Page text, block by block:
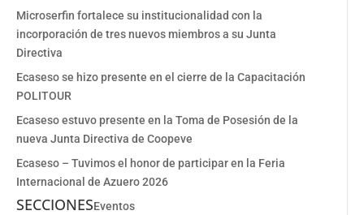
Microserfin fortalece su institucionalidad con la
incorporación de tres nuevos miembros a su Junta
Directiva
Ecaseso se hizo presente en el cierre de la Capacitación
POLITOUR
Ecaseso estuvo presente en la Toma de Posesión de la
nueva Junta Directiva de Coopeve
Ecaseso – Tuvimos el honor de participar en la Feria
Internacional de Azuero 2026
SECCIONESEventos